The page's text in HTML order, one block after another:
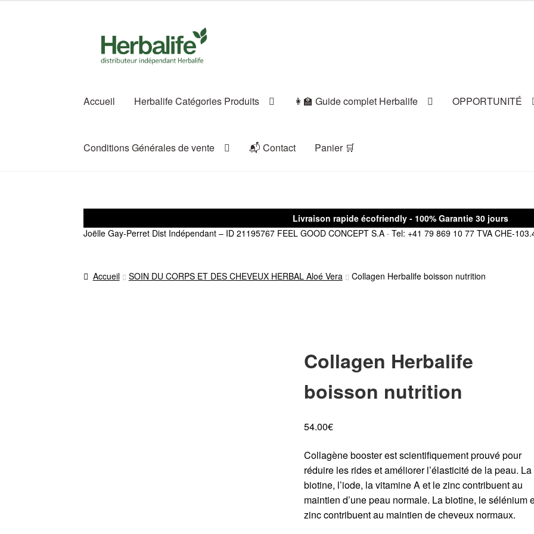
contenu
Accueil Herbalife Catégories Produits 👩‍🏫 Guide complet Herbalife OPPORTUNITÉ
Conditions Générales de vente 📬 Contact Panier 🛒
Livraison rapide écofriendly - 100% Garantie 30 jours
Joëlle Gay-Perret Dist Indépendant – ID 21195767 FEEL GOOD CONCEPT S.A · Tel: +41 79 869 10 77TVA CHE-
Accueil SOIN DU CORPS ET DES CHEVEUX HERBAL Aloé Vera Collagen Herbalife boisson nutrition
Collagen Herbalife
boisson nutrition
54.00€
Collagène booster est scientifiquement prouvé pour
réduire les rides et améliorer l’élasticité de la peau. La
biotine, l’iode, la vitamine A et le zinc contribuent au
maintien d’une peau normale. La biotine, le sélénium
zinc contribuent au maintien de cheveux normaux.